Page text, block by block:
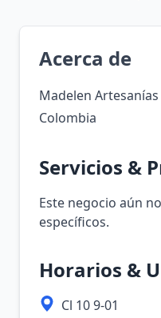
Acerca de
Madelen
Colombia
Servicios &
Este negocio aún
específicos.
Horarios &
Cl 10 9-01